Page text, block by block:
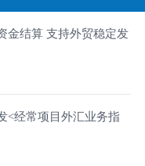
金结算 支持外贸稳定发
<经常项目外汇业务指